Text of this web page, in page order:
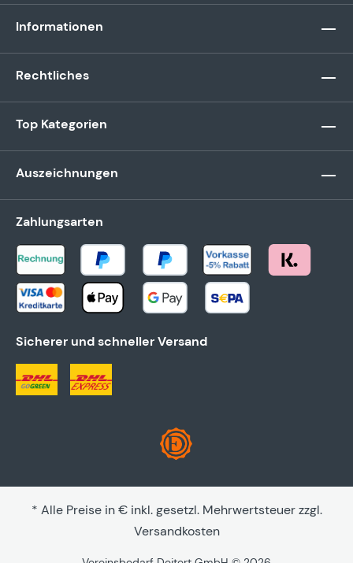
Informationen
Rechtliches
Top Kategorien
Auszeichnungen
Zahlungsarten
Sicherer und schneller Versand
* Alle Preise in € inkl. gesetzl. Mehrwertsteuer zzgl.
Versandkosten